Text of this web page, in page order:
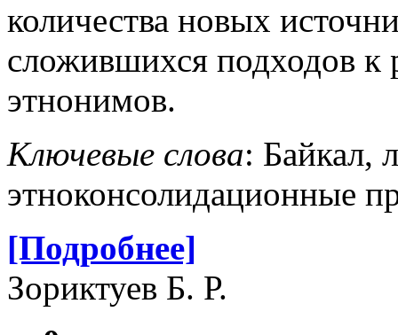
количества новых
сложившихся подходов к
этнонимов.
Ключевые слова: Байкал,
этноконсолидационные
[Подробнее]
Зориктуев Б. Р.